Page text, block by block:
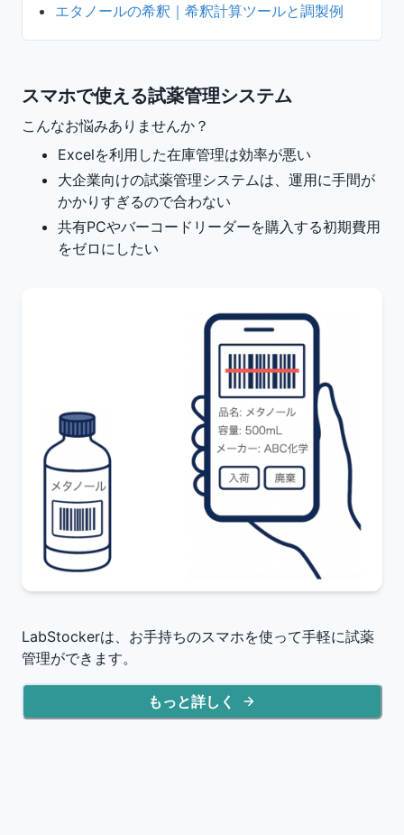
エタノールの希釈｜希釈計算ツールと調製例
スマホで使える試薬管理システム
こんなお悩みありませんか？
Excelを利用した在庫管理は効率が悪い
大企業向けの試薬管理システムは、運用に手間が
かかりすぎるので合わない
共有PCやバーコードリーダーを購入する初期費用
をゼロにしたい
LabStockerは、お手持ちのスマホを使って手軽に試薬
管理ができます。
もっと詳しく